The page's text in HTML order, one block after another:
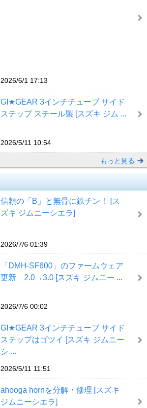
2026/6/1 17:13
GI★GEAR 3インチチューブ サイド
ステップ スチール製 [スズキ ジム ...
2026/5/11 10:54
もっと見る
信頼の「B」と無骨に鉄チン！ [ス
ズキ ジムニーシエラ]
2026/7/6 01:39
「DMH-SF600」のファームウェア
更新 2.0→3.0 [スズキ ジムニー ...
2026/7/6 00:02
GI★GEAR 3インチチューブ サイド
ステップはゴツイ [スズキ ジムニー
シ ...
2026/5/11 11:51
ahooga hornを分解・修理 [スズキ
ジムニーシエラ]